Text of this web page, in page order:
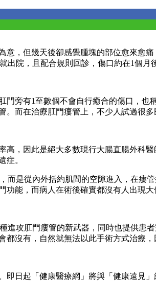
，但幾天後卻感覺腫塊的部位愈來愈
院，且配合規則回診，傷口約在1個月
旁有1至數個不會自行癒合的傷口，
而在治療肛門瘻管上，不少人試過很
，因此是絕大多數現行大腸直腸外科
症。
而是從內外括約肌間的空隙進入，在瘻
能，而病人在術後確實都沒有人出現大
攻肛門瘻管的新武器，同時也提供患
沒有，自然就無法以此手術方式治療
即日起「健康醫療網」將與「健康遠見